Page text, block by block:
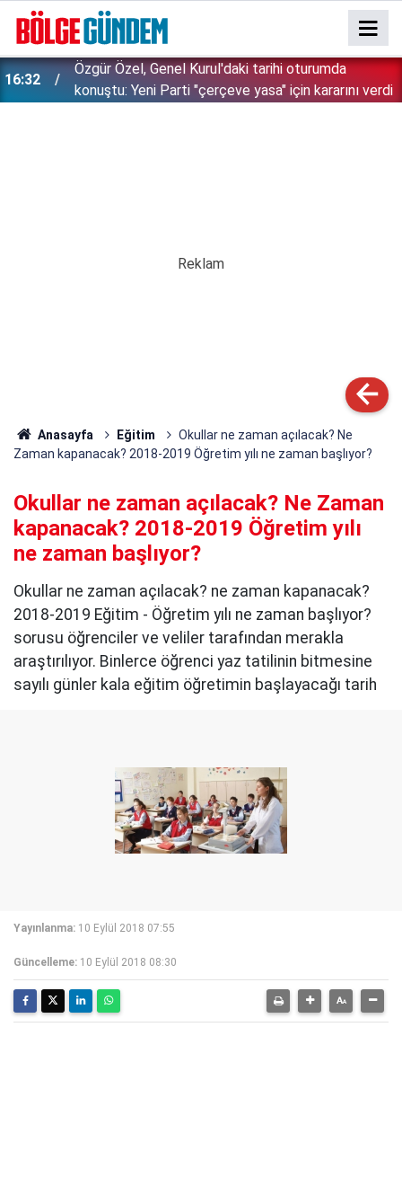
16:32
Özgür Özel, Genel Kurul'daki tarihi oturumda
konuştu: Yeni Parti "çerçeve yasa" için kararını verdi
15:59
Tuzla’da İshakpaşa Parkı mahalleye nefes oldu
Anasayfa Eğitim
Okullar ne zaman açılacak? Ne
Zaman kapanacak? 2018-2019 Öğretim yılı ne zaman başlıyor?
Okullar ne zaman açılacak? Ne Zaman
kapanacak? 2018-2019 Öğretim yılı
ne zaman başlıyor?
Okullar ne zaman açılacak? ne zaman kapanacak?
2018-2019 Eğitim - Öğretim yılı ne zaman başlıyor?
sorusu öğrenciler ve veliler tarafından merakla
araştırılıyor. Binlerce öğrenci yaz tatilinin bitmesine
sayılı günler kala eğitim öğretimin başlayacağı tarih
Yayınlanma: 10 Eylül 2018 07:55
Güncelleme: 10 Eylül 2018 08:30